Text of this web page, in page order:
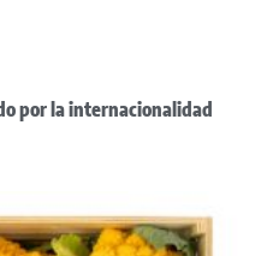
por la internacionalidad